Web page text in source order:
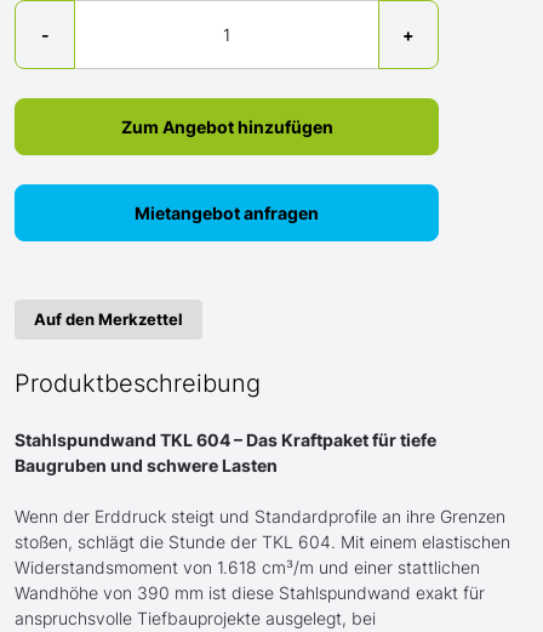
-
Menge
+
Zum Angebot hinzufügen
Mietangebot anfragen
Auf den Merkzettel
Produktbeschreibung
Stahlspundwand TKL 604 – Das Kraftpaket für tiefe
Baugruben und schwere Lasten
Wenn der Erddruck steigt und Standardprofile an ihre Grenzen
stoßen, schlägt die Stunde der TKL 604. Mit einem elastischen
Widerstandsmoment von 1.618 cm³/m und einer stattlichen
Wandhöhe von 390 mm ist diese Stahlspundwand exakt für
anspruchsvolle Tiefbauprojekte ausgelegt, bei